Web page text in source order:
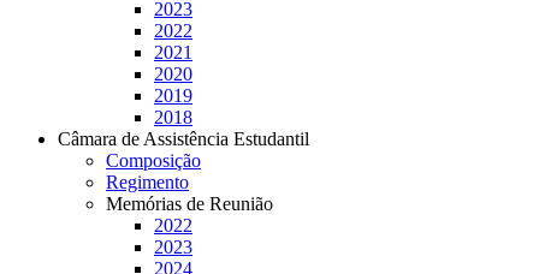
2023
2022
2021
2020
2019
2018
Câmara de Assistência Estudantil
Composição
Regimento
Memórias de Reunião
2022
2023
2024